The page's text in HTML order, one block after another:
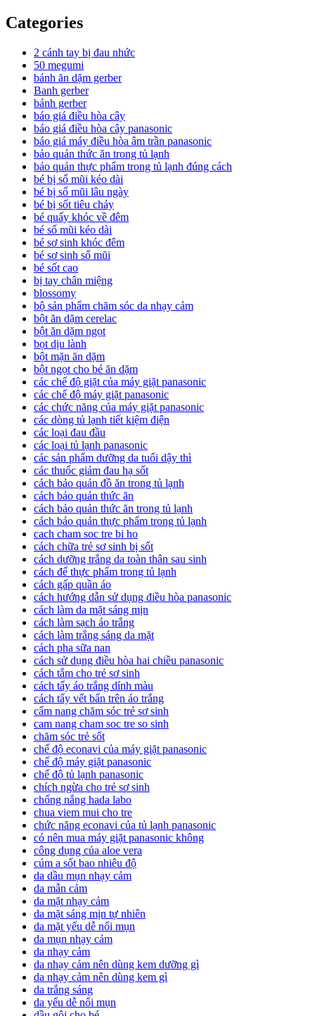
Categories
2 cánh tay bị đau nhức
50 megumi
bánh ăn dặm gerber
Banh gerber
bánh gerber
báo giá điều hòa cây
báo giá điều hòa cây panasonic
báo giá máy điều hòa âm trần panasonic
bảo quản thức ăn trong tủ lạnh
bảo quản thực phẩm trong tủ lạnh đúng cách
bé bị sổ mũi kéo dài
bé bị sổ mũi lâu ngày
bé bị sốt tiêu chảy
bé quấy khóc về đêm
bé sổ mũi kéo dài
bé sơ sinh khóc đêm
bé sơ sinh sổ mũi
bé sốt cao
bị tay chân miệng
blossomy
bộ sản phẩm chăm sóc da nhạy cảm
bột ăn dặm cerelac
bột ăn dặm ngọt
bọt dịu lành
bột mặn ăn dặm
bột ngọt cho bé ăn dặm
các chế độ giặt của máy giặt panasonic
các chế độ máy giặt panasonic
các chức năng của máy giặt panasonic
các dòng tủ lạnh tiết kiệm điện
các loại đau đầu
các loại tủ lạnh panasonic
các sản phẩm dưỡng da tuổi dậy thì
các thuốc giảm đau hạ sốt
cách bảo quản đồ ăn trong tủ lạnh
cách bảo quản thức ăn
cách bảo quản thức ăn trong tủ lạnh
cách bảo quản thực phẩm trong tủ lạnh
cach cham soc tre bi ho
cách chữa trẻ sơ sinh bị sốt
cách dưỡng trắng da toàn thân sau sinh
cách để thực phẩm trong tủ lạnh
cách gấp quần áo
cách hướng dẫn sử dụng điều hòa panasonic
cách làm da mặt sáng mịn
cách làm sạch áo trắng
cách làm trắng sáng da mặt
cách pha sữa nan
cách sử dụng điều hòa hai chiều panasonic
cách tắm cho trẻ sơ sinh
cách tẩy áo trắng dính màu
cách tẩy vết bẩn trên áo trắng
cẩm nang chăm sóc trẻ sơ sinh
cam nang cham soc tre so sinh
chăm sóc trẻ sốt
chế độ econavi của máy giặt panasonic
chế độ máy giặt panasonic
chế độ tủ lạnh panasonic
chích ngừa cho trẻ sơ sinh
chống nắng hada labo
chua viem mui cho tre
chức năng econavi của tủ lạnh panasonic
có nên mua máy giặt panasonic không
công dụng của aloe vera
cúm a sốt bao nhiêu độ
da dầu mụn nhạy cảm
da mẫn cảm
da mặt nhạy cảm
da mặt sáng mịn tự nhiên
da mặt yếu dễ nổi mụn
da mụn nhạy cảm
da nhạy cảm
da nhạy cảm nên dùng kem dưỡng gì
da nhạy cảm nên dùng kem gì
da trắng sáng
da yếu dễ nổi mụn